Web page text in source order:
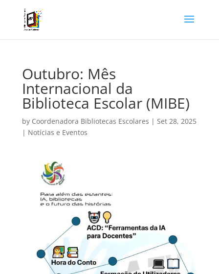
Outubro: Mês
Internacional da
Biblioteca Escolar (MIBE)
by Coordenadora Bibliotecas Escolares | Set 28, 2025
| Notícias e Eventos